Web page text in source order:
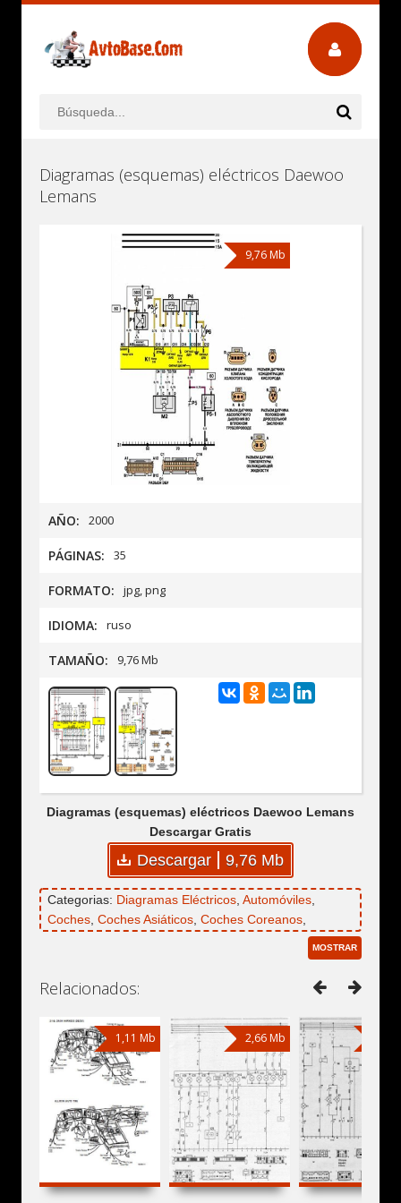
Diagramas (esquemas) eléctricos Daewoo
Lemans
9,76 Mb
AÑO: 2000
PÁGINAS: 35
FORMATO: jpg, png
IDIOMA: ruso
TAMAÑO: 9,76 Mb
Diagramas (esquemas) eléctricos Daewoo Lemans
Descargar Gratis
Descargar 9,76 Mb
Categorias: Diagramas Eléctricos, Automóviles,
Coches, Coches Asiáticos, Coches Coreanos,
MOSTRAR
Relacionados:
1,11 Mb 2,66 Mb